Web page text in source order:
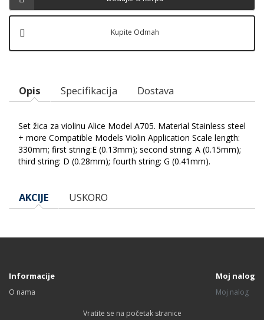
Kupite Odmah
Opis Specifikacija Dostava
Set žica za violinu Alice Model A705. Material Stainless steel
+ more Compatible Models Violin Application Scale length:
330mm; first string:E (0.13mm); second string: A (0.15mm);
third string: D (0.28mm); fourth string: G (0.41mm).
AKCIJE USKORO
Informacije
O nama
Moj nalog
Moj nalog
Vratite se na početak stranice